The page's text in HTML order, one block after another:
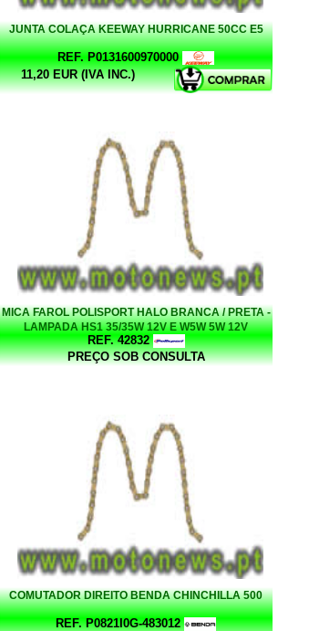
JUNTA COLAÇA KEEWAY HURRICANE 50CC E5
REF. P0131600970000
11,20 EUR (IVA INC.)
MICA FAROL POLISPORT HALO BRANCA / PRETA -
LAMPADA HS1 35/35W 12V E W5W 5W 12V
REF. 42832
PREÇO SOB CONSULTA
COMUTADOR DIREITO BENDA CHINCHILLA 500
REF. P0821I0G-483012